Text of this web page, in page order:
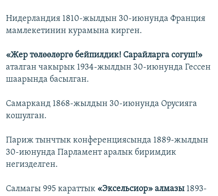
Нидерландия 1810-жылдын 30-июнунда Франция
мамлекетинин курамына кирген.
«Жер төлөөлөргө бейпилдик! Сарайларга согуш!»
аталган чакырык 1934-жылдын 30-июнунда Гессен
шаарында басылган.
Самарканд 1868-жылдын 30-июнунда Орусияга
кошулган.
Париж тынчтык конференциясында 1889-жылдын
30-июнунда Парламент аралык биримдик
негизделген.
Салмагы 995 караттык «Эксельсиор» алмазы 1893-